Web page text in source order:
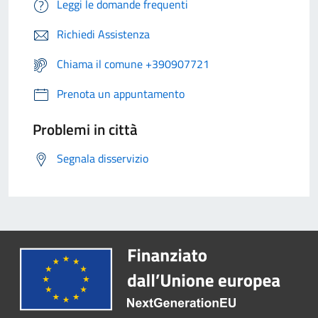
Leggi le domande frequenti
Richiedi Assistenza
Chiama il comune +390907721
Prenota un appuntamento
Problemi in città
Segnala disservizio